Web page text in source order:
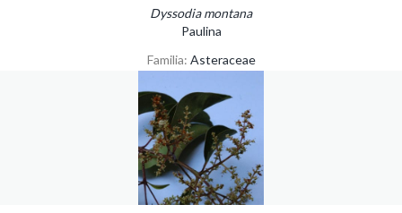
Dyssodia montana
Paulina
Familia: Asteraceae